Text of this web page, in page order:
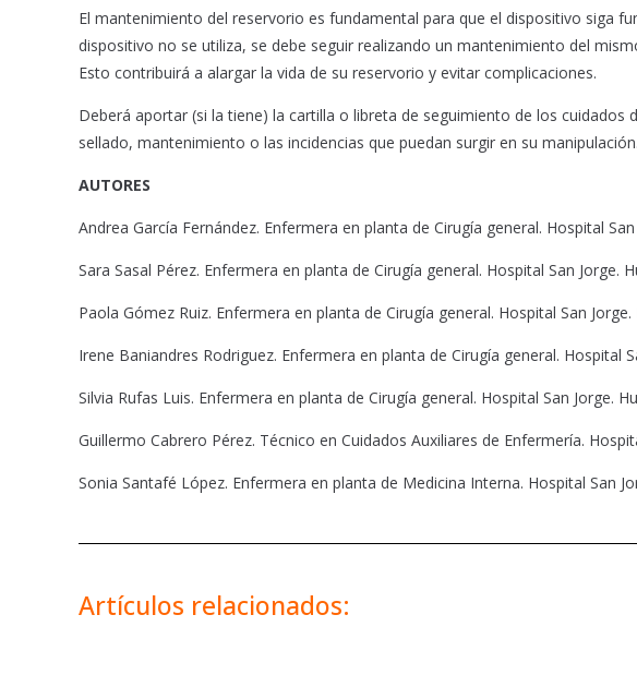
El mantenimiento del reservorio es fundamental para que el dispositivo siga
dispositivo no se utiliza, se debe seguir realizando un mantenimiento del
Esto contribuirá a alargar la vida de su reservorio y evitar complicaciones.
Deberá aportar (si la tiene) la cartilla o libreta de seguimiento de los
sellado, mantenimiento o las incidencias que puedan surgir en su manipulación.
AUTORES
Andrea García Fernández. Enfermera en planta de Cirugía general. Hospital San
Sara Sasal Pérez. Enfermera en planta de Cirugía general. Hospital San Jorge.
Paola Gómez Ruiz. Enfermera en planta de Cirugía general. Hospital San Jorge.
Irene Baniandres Rodriguez. Enfermera en planta de Cirugía general. Hospital
Silvia Rufas Luis. Enfermera en planta de Cirugía general. Hospital San Jorge.
Guillermo Cabrero Pérez. Técnico en Cuidados Auxiliares de Enfermería.
Sonia Santafé López. Enfermera en planta de Medicina Interna. Hospital San
Artículos relacionados: